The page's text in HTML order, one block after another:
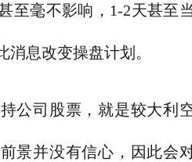
至毫不影响，1-2天甚至当
息改变操盘计划。
公司股票，就是较大利
景并没有信心，因此会